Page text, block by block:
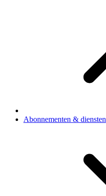
Abonnementen & diensten